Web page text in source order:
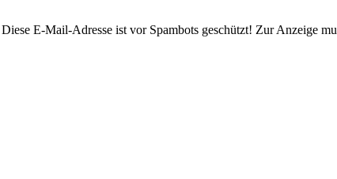
Diese E-Mail-Adresse ist vor Spambots geschützt! Zur Anzeige